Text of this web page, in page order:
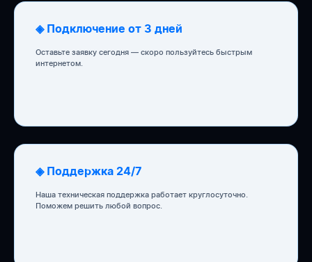
◈ Подключение от 3 дней
Оставьте заявку сегодня — скоро пользуйтесь быстрым
интернетом.
◈ Поддержка 24/7
Наша техническая поддержка работает круглосуточно.
Поможем решить любой вопрос.